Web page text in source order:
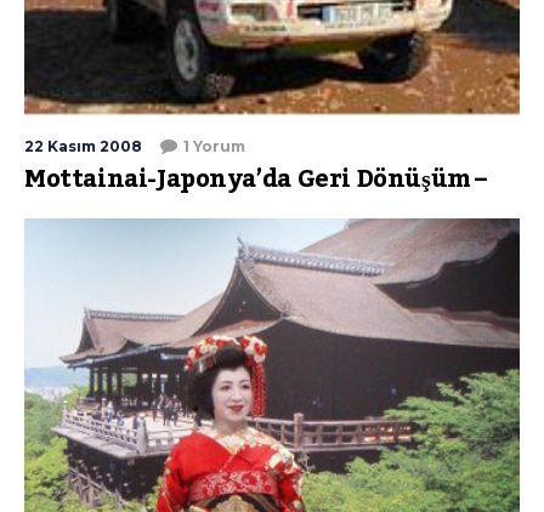
22 Kasım 2008 1 Yorum
Mottainai-Japonya’da Geri Dönüşüm –